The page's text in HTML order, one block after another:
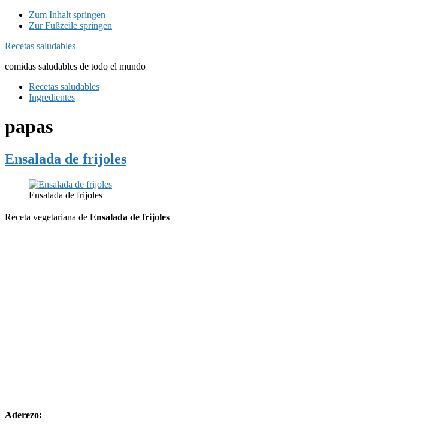
Zum Inhalt springen
Zur Fußzeile springen
Recetas saludables
comidas saludables de todo el mundo
Recetas saludables
Ingredientes
papas
Ensalada de frijoles
Ensalada de frijoles
Receta vegetariana de Ensalada de frijoles
Aderezo: